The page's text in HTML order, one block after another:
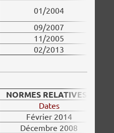
01/2004
09/2007
11/2005
02/2013
NORMES RELATIVES AU
Dates
Février 2014
Décembre 2008